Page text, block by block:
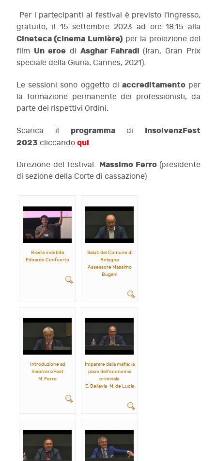
Per i partecipanti al festival è previsto l'ingresso,
gratuito, il 15 settembre 2023 ad ore 18.15 alla
Cineteca (cinema Lumière) per la proiezione del
film Un eroedi Asghar Fahradi (Iran, Gran Prix
speciale della Giuria, Cannes, 2021).
Le sessioni sono oggetto di accreditamentoper
la formazione permanente dei professionisti, da
parte dei rispettivi Ordini.
Scarica il programmadi InsolvenzFest
2023 cliccando qui.
Direzione del festival: Massimo Ferro (presidente
di sezione della Corte di cassazione)
Risate indebite
Edoardo Confuorto
Saluti del Comune di
Bologna
Assessore Massimo
Bugani
Introduzione ad
InsolvenzFest
M. Ferro
Imparare dalla mafia: la
pace dell'economia
criminale
E. Bellavia, M. de Lucia